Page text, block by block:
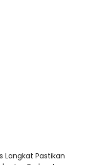
Langkat Pastikan